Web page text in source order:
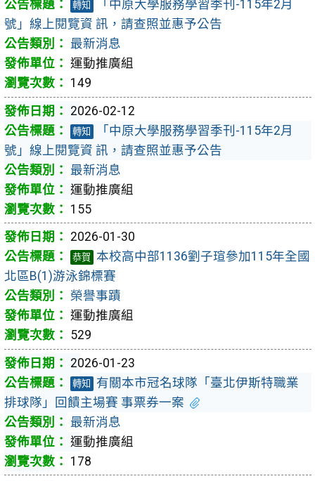
轉知
「中原大學服務學習季刊-115年2月
號」線上閱覽資 訊，請查照並惠予公告
最新消息
運動推廣組
149
2026-02-12
轉知
「中原大學服務學習季刊-115年2月
號」線上閱覽資 訊，請查照並惠予公告
最新消息
運動推廣組
155
2026-01-30
恭賀
本校高中部1136劉子瑄參加115年全國
北區B(1)游泳錦標賽
榮譽事蹟
運動推廣組
529
2026-01-23
轉知
有關本市冠名球隊「臺北伊斯特職業
排球隊」回饋主場賽 事票券一案
最新消息
運動推廣組
178